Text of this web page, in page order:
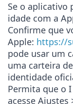
Se o aplicativo
idade com a
Confirme que
Apple: https://
pode usar um
uma carteira
identidade
Permita que o
acesse Ajustes